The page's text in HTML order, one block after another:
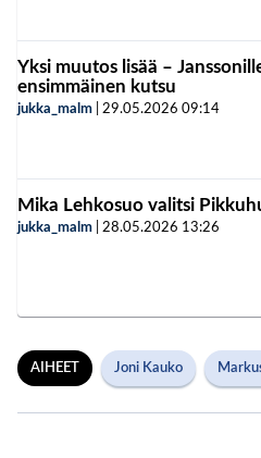
Yksi muutos lisää –
ensimmäinen kutsu
jukka_malm 29.05.2026 09:14
Mika Lehkosuo valitsi
jukka_malm 28.05.2026 13:26
AIHEET Joni Kauko